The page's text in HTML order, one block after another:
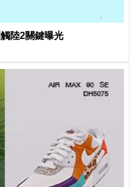
陸2關鍵曝光